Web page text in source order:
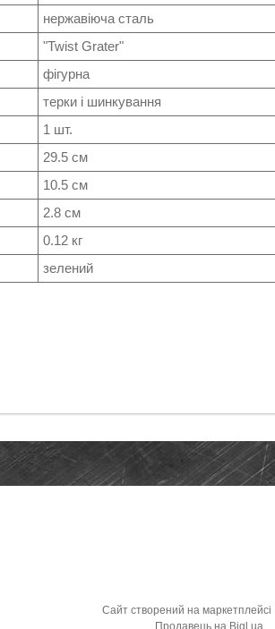
нержавіюча сталь
"Twist Grater"
фігурна
терки і шинкування
1 шт.
29.5 см
10.5 см
2.8 см
0.12 кг
зелений
Сайт створений на маркетплейсі
Продавець на Bigl.ua